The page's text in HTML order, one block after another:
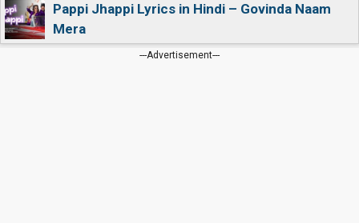
Pappi Jhappi Lyrics in Hindi – Govinda Naam
Mera
---Advertisement---